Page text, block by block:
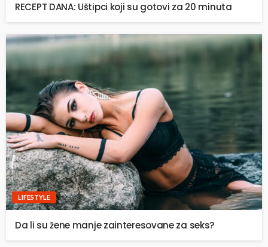
RECEPT DANA: Uštipci koji su gotovi za 20 minuta
LIFESTYLE
Da li su žene manje zainteresovane za seks?